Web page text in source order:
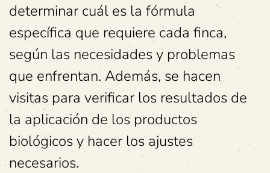
determinar cuál es la fórmula
específica que requiere cada finca,
según las necesidades y problemas
que enfrentan. Además, se hacen
visitas para verificar los resultados de
la aplicación de los productos
biológicos y hacer los ajustes
necesarios.